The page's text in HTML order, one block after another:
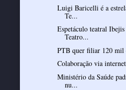
Luigi Baricelli é a
Te...
Espetáculo teatral
Teatro...
PTB quer filiar 120 mil
Colaboração via internet
Ministério da Saúde
nu...